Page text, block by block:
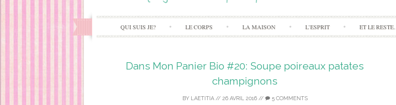
QUI SUIS JE? LE CORPS LA MAISON L’ESPRIT ET LE RESTE…
Dans Mon Panier Bio #20: Soupe poireaux patates
champignons
BY LAETITIA// 26 AVRIL 2016// 5 COMMENTS